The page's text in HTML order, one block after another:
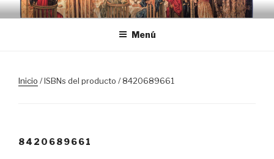
Saltar
al
Menú
Inicio / ISBNs del producto / 8420689661
8420689661